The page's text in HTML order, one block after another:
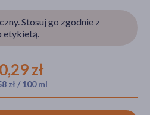
Stosuj go zgodnie z
etykietą.
zł
zł / 100 ml